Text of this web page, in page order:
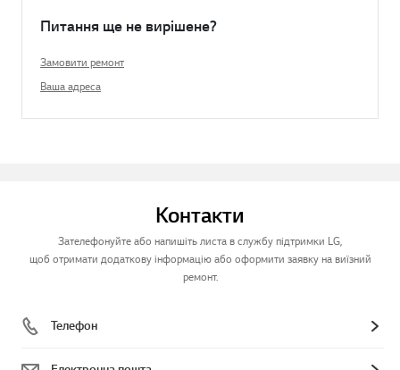
Питання ще не вирішене?
Замовити ремонт
Ваша адреса
Контакти
Зателефонуйте або напишіть листа в службу підтримки LG,
щоб отримати додаткову інформацію або оформити заявку на виїзний
ремонт.
Телефон